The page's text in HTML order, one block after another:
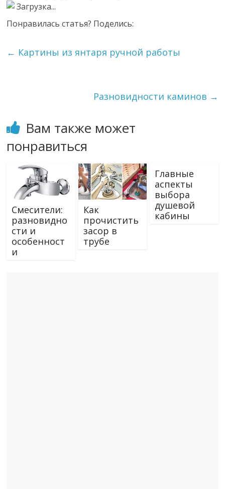
Загрузка...
Понравилась статья? Поделись:
← Картины из янтаря ручной работы
Разновидности каминов →
Вам также может
понравиться
Смесители:
разновидно
сти и
особенност
и
Как
прочистить
засор в
трубе
Главные
аспекты
выбора
душевой
кабины